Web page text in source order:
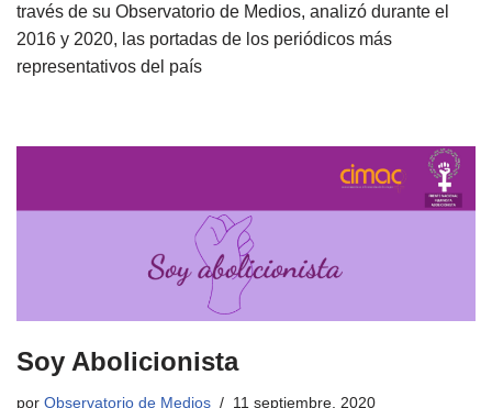
través de su Observatorio de Medios, analizó durante el
2016 y 2020, las portadas de los periódicos más
representativos del país
Soy Abolicionista
por Observatorio de Medios 11 septiembre, 2020